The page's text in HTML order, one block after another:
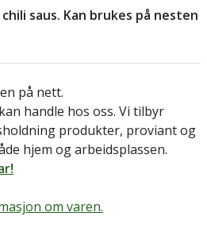
saus. Kan brukes på nesten
på nett.
kan handle hos oss. Vi tilbyr
produkter, proviant og
hjem og arbeidsplassen.
om varen.